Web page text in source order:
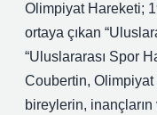
Olimpiyat Hareketi;
ortaya çıkan
“Uluslararası Spor
Coubertin, Olimpiyat
bireylerin,